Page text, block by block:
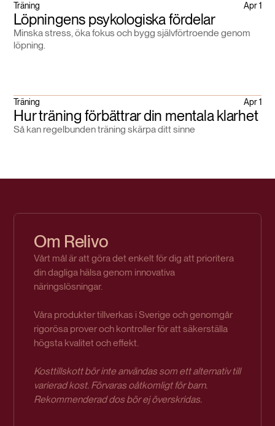
Träning Apr 1
Löpningens psykologiska fördelar
Minska stress, öka fokus och bygg självförtroende genom
löpning.
Träning Apr 1
Hur träning förbättrar din mentala klarhet
Så kan regelbunden träning skärpa ditt sinne
Om Relivo
Vårt mål är att göra det enkelt för dig att prioritera
din dagliga hälsa genom innovativa
näringslösningar.
Våra produkter tillverkas i Sverige och genomgår
rigorösa prover och kontroller för att säkerställa
högsta kvalitet och effekt.
Kosttillskott bör inte användas som ett alternativ till
varierad kost. Förvaras oåtkomligt för barn.
Rekommenderad dos bör ej överskridas.